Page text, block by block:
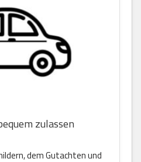
zulassen
dem Gutachten und